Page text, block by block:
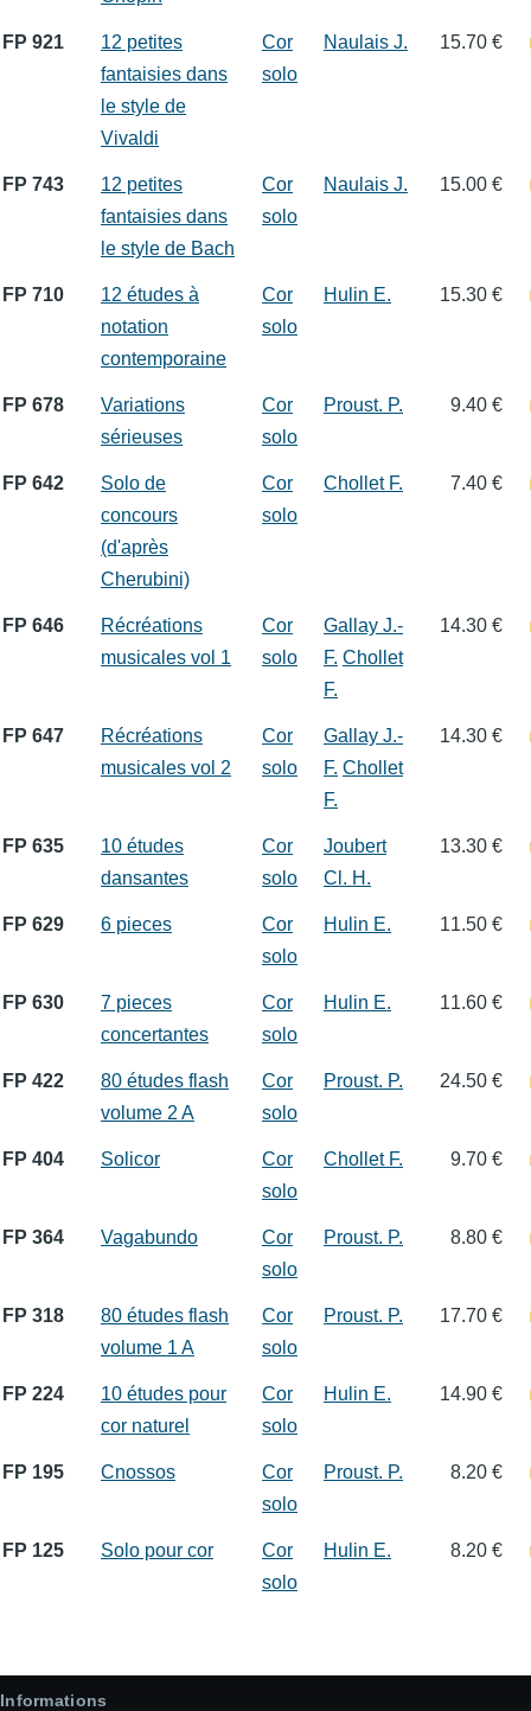
FP 921
12 petites
fantaisies dans
le style de
Vivaldi
Cor
solo
Naulais J. 15.70 €
FP 743
12 petites
fantaisies dans
le style de Bach
Cor
solo
Naulais J. 15.00 €
FP 710
12 études à
notation
contemporaine
Cor
solo
Hulin E. 15.30 €
FP 678
Variations
sérieuses
Cor
solo
Proust. P. 9.40 €
FP 642
Solo de
concours
(d'après
Cherubini)
Cor
solo
Chollet F. 7.40 €
FP 646
Récréations
musicales vol 1
Cor
solo
Gallay J.-
F. Chollet
F.
14.30 €
FP 647
Récréations
musicales vol 2
Cor
solo
Gallay J.-
F. Chollet
F.
14.30 €
FP 635
10 études
dansantes
Cor
solo
Joubert
Cl. H.
13.30 €
FP 629 6 pieces
Cor
solo
Hulin E. 11.50 €
FP 630
7 pieces
concertantes
Cor
solo
Hulin E. 11.60 €
FP 422
80 études flash
volume 2 A
Cor
solo
Proust. P. 24.50 €
FP 404 Solicor
Cor
solo
Chollet F. 9.70 €
FP 364 Vagabundo
Cor
solo
Proust. P. 8.80 €
FP 318
80 études flash
volume 1 A
Cor
solo
Proust. P. 17.70 €
FP 224
10 études pour
cor naturel
Cor
solo
Hulin E. 14.90 €
FP 195 Cnossos
Cor
solo
Proust. P. 8.20 €
FP 125 Solo pour cor
Cor
solo
Hulin E. 8.20 €
Informations